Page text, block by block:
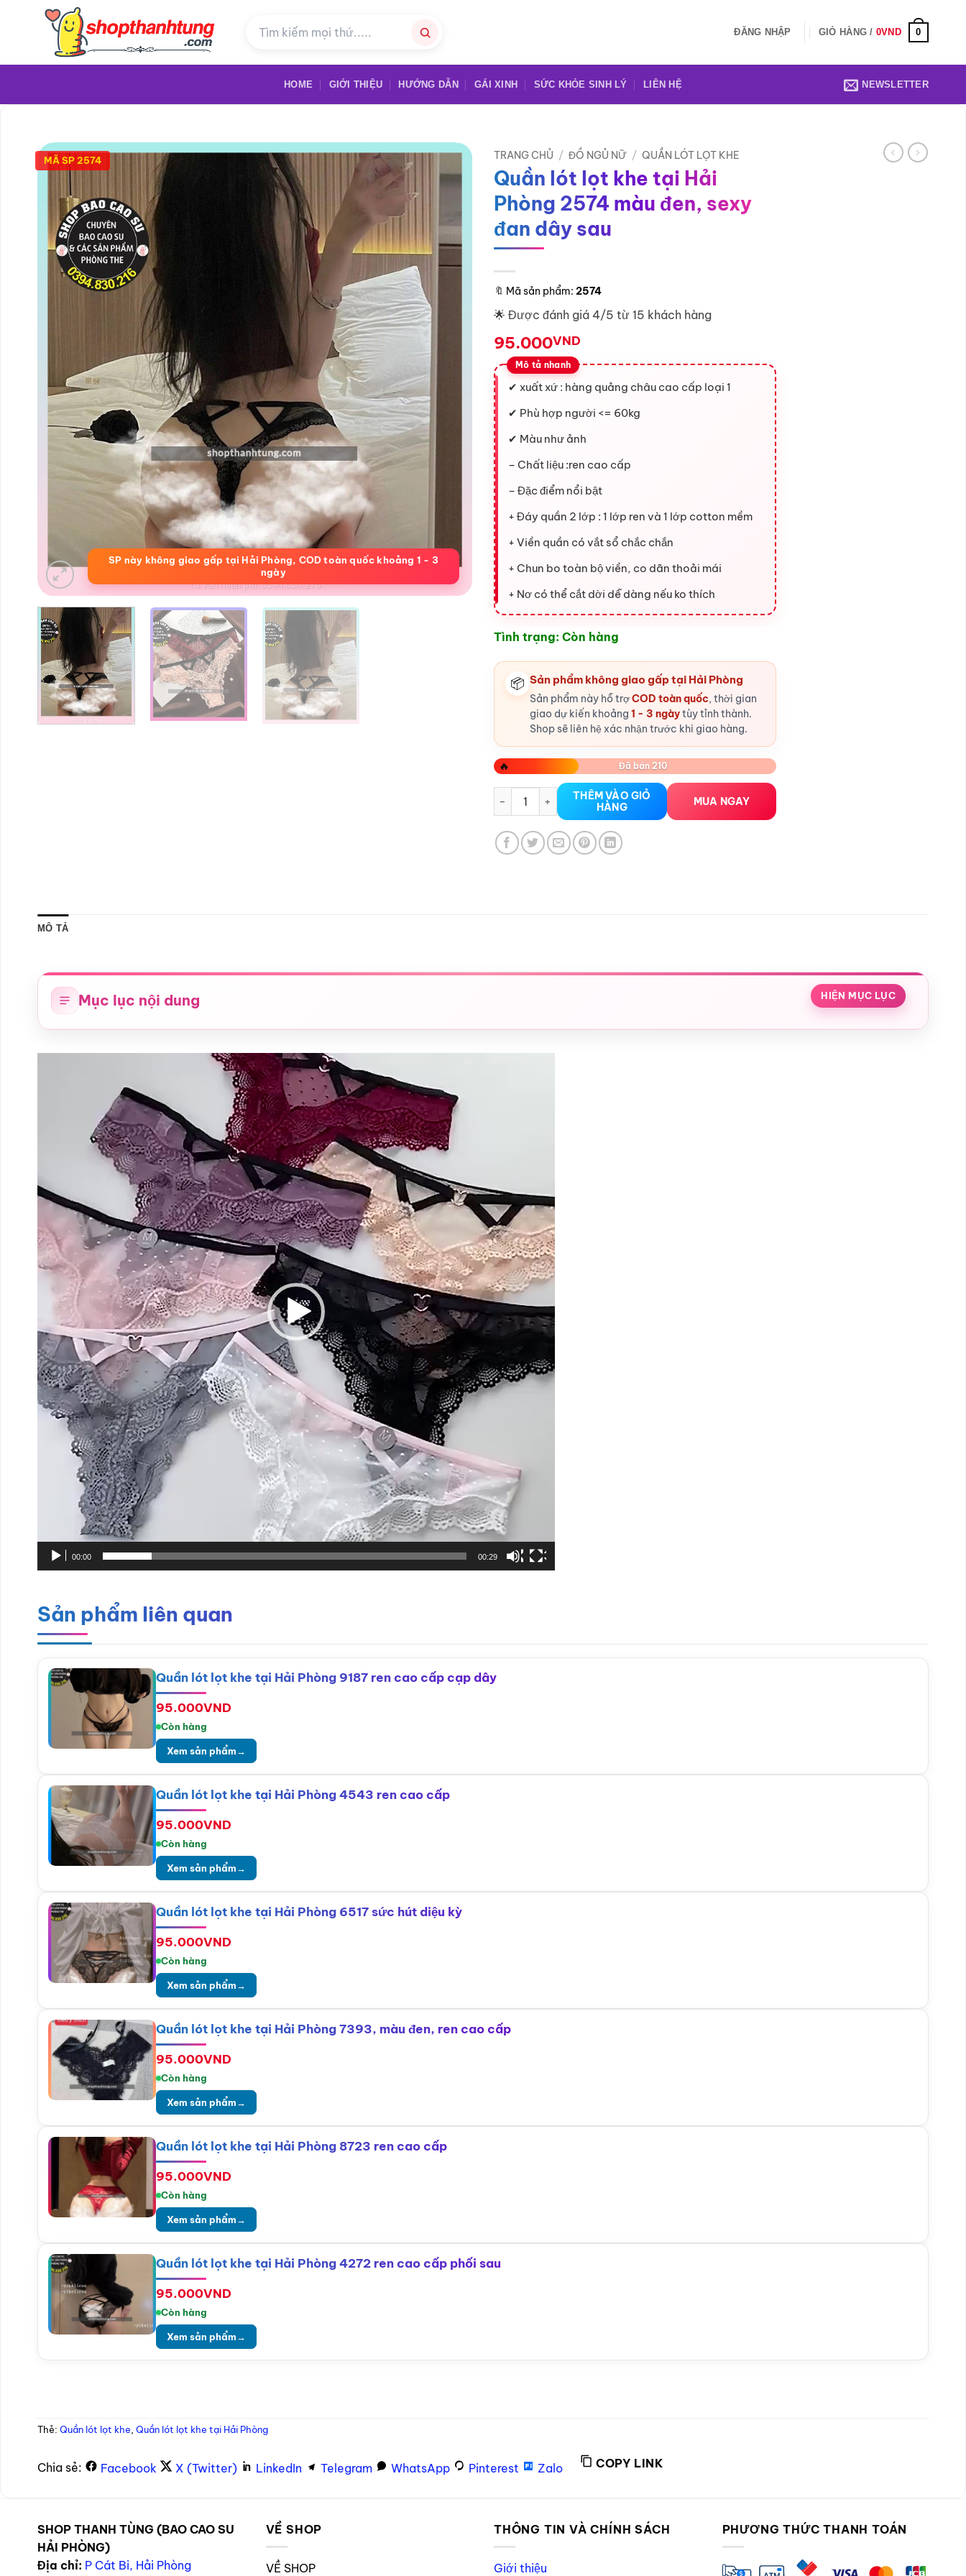
dung
ĐĂNG NHẬP GIỎ HÀNG / 0VND 0
HOME GIỚI THIỆU HƯỚNG DẪN GÁI XINH SỨC KHỎE SINH LÝ LIÊN HỆ NEWSLETTER
MÃ SP 2574
SP này không giao gấp tại Hải Phòng, COD toàn quốc khoảng 1 - 3
ngày
TRANG CHỦ / ĐỒ NGỦ NỮ / QUẦN LÓT LỌT KHE
Quần lót lọt khe tại Hải
Phòng 2574 màu đen, sexy
đan dây sau
🔖 Mã sản phẩm: 2574
🌟 Được đánh giá 4/5 từ 15 khách hàng
95.000VND
✔ xuất xứ : hàng quảng châu cao cấp loại 1
✔ Phù hợp người <= 60kg
✔ Màu như ảnh
– Chất liệu :ren cao cấp
– Đặc điểm nổi bật
+ Đáy quần 2 lớp : 1 lớp ren và 1 lớp cotton mềm
+ Viền quần có vắt sổ chắc chắn
+ Chun bo toàn bộ viền, co dãn thoải mái
+ Nơ có thể cắt dời dễ dàng nếu ko thích
Tình trạng: Còn hàng
📦 Sản phẩm không giao gấp tại Hải Phòng
Sản phẩm này hỗ trợCOD toàn quốc, thời gian
giao dự kiến khoảng 1 - 3 ngàytùy tỉnh thành.
Shop sẽ liên hệ xác nhận trước khi giao hàng.
🔥 Đã bán 210
Quần lót lọt khe tại Hải Phòng 2574 màu đen, sexy đan dây sau số lượng
THÊM VÀO GIỎ
HÀNG
MUA NGAY
MÔ TẢ
Mục lục nội dung HIỆN MỤC LỤC
00:00 00:29
Sản phẩm liên quan
Quần lót lọt khe tại Hải Phòng 9187 ren cao cấp cạp dây
95.000VND
Còn hàng
Xem sản phẩm→
Quần lót lọt khe tại Hải Phòng 4543 ren cao cấp
95.000VND
Còn hàng
Xem sản phẩm→
Quần lót lọt khe tại Hải Phòng 6517 sức hút diệu kỳ
95.000VND
Còn hàng
Xem sản phẩm→
Quần lót lọt khe tại Hải Phòng 7393, màu đen, ren cao cấp
95.000VND
Còn hàng
Xem sản phẩm→
Quần lót lọt khe tại Hải Phòng 8723 ren cao cấp
95.000VND
Còn hàng
Xem sản phẩm→
Quần lót lọt khe tại Hải Phòng 4272 ren cao cấp phối sau
95.000VND
Còn hàng
Xem sản phẩm→
Thẻ: Quần lót lọt khe, Quần lót lọt khe tại Hải Phòng
Chia sẻ: Facebook X (Twitter) LinkedIn Telegram WhatsApp Pinterest Zalo COPY LINK
SHOP THANH TÙNG (BAO CAO SU
HẢI PHÒNG)
Địa chỉ: P Cát Bi, Hải Phòng
VỀ SHOP
VỀ SHOP
THÔNG TIN VÀ CHÍNH SÁCH
Giới thiệu
PHƯƠNG THỨC THANH TOÁN